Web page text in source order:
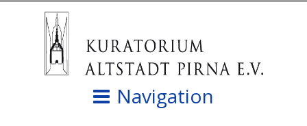
Navigation